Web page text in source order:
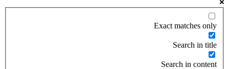
Exact matches only
Search in title
Search in content